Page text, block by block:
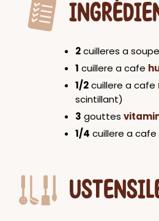
2cuilleres a soupe
1 cuillere a cafe
1/2cuillere a cafe
scintillant)
3 gouttes
1/4 cuillere a cafe